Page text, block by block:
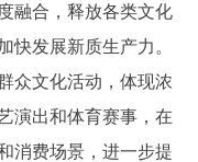
回到顶部
融合，释放各类文化
快发展新质生产力。
众文化活动，体现浓
演出和体育赛事，在
消费场景，进一步提